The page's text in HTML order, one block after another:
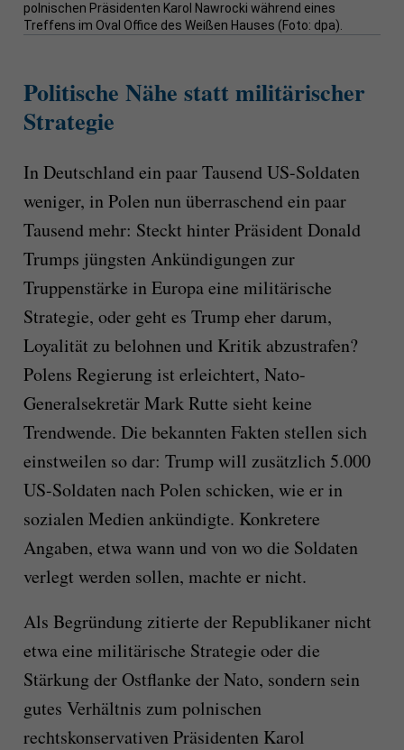
polnischen Präsidenten Karol Nawrocki während eines
Treffens im Oval Office des Weißen Hauses (Foto: dpa).
Politische Nähe statt militärischer
Strategie
In Deutschland ein paar Tausend US-Soldaten
weniger, in Polen nun überraschend ein paar
Tausend mehr: Steckt hinter Präsident Donald
Trumps jüngsten Ankündigungen zur
Truppenstärke in Europa eine militärische
Strategie, oder geht es Trump eher darum,
Loyalität zu belohnen und Kritik abzustrafen?
Polens Regierung ist erleichtert, Nato-
Generalsekretär Mark Rutte sieht keine
Trendwende. Die bekannten Fakten stellen sich
einstweilen so dar: Trump will zusätzlich 5.000
US-Soldaten nach Polen schicken, wie er in
sozialen Medien ankündigte. Konkretere
Angaben, etwa wann und von wo die Soldaten
verlegt werden sollen, machte er nicht.
Als Begründung zitierte der Republikaner nicht
etwa eine militärische Strategie oder die
Stärkung der Ostflanke der Nato, sondern sein
gutes Verhältnis zum polnischen
rechtskonservativen Präsidenten Karol